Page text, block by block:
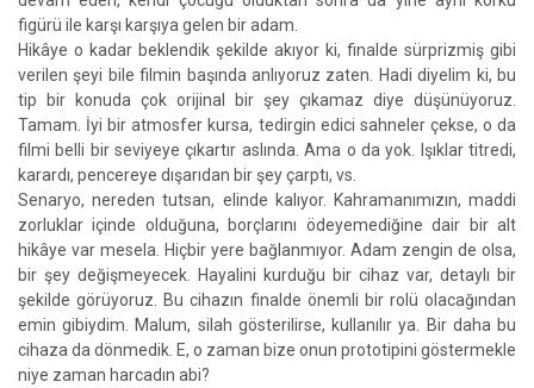
figürü ile karşı karşıya gelen bir adam.
Hikâye o kadar beklendik şekilde akıyor ki, finalde sürprizmiş gibi
verilen şeyi bile filmin başında anlıyoruz zaten. Hadi diyelim ki, bu
tip bir konuda çok orijinal bir şey çıkamaz diye düşünüyoruz.
Tamam. İyi bir atmosfer kursa, tedirgin edici sahneler çekse, o da
filmi belli bir seviyeye çıkartır aslında. Ama o da yok. Işıklar titredi,
karardı, pencereye dışarıdan bir şey çarptı, vs.
Senaryo, nereden tutsan, elinde kalıyor. Kahramanımızın, maddi
zorluklar içinde olduğuna, borçlarını ödeyemediğine dair bir alt
hikâye var mesela. Hiçbir yere bağlanmıyor. Adam zengin de olsa,
bir şey değişmeyecek. Hayalini kurduğu bir cihaz var, detaylı bir
şekilde görüyoruz. Bu cihazın finalde önemli bir rolü olacağından
emin gibiydim. Malum, silah gösterilirse, kullanılır ya. Bir daha bu
cihaza da dönmedik. E, o zaman bize onun prototipini göstermekle
niye zaman harcadın abi?